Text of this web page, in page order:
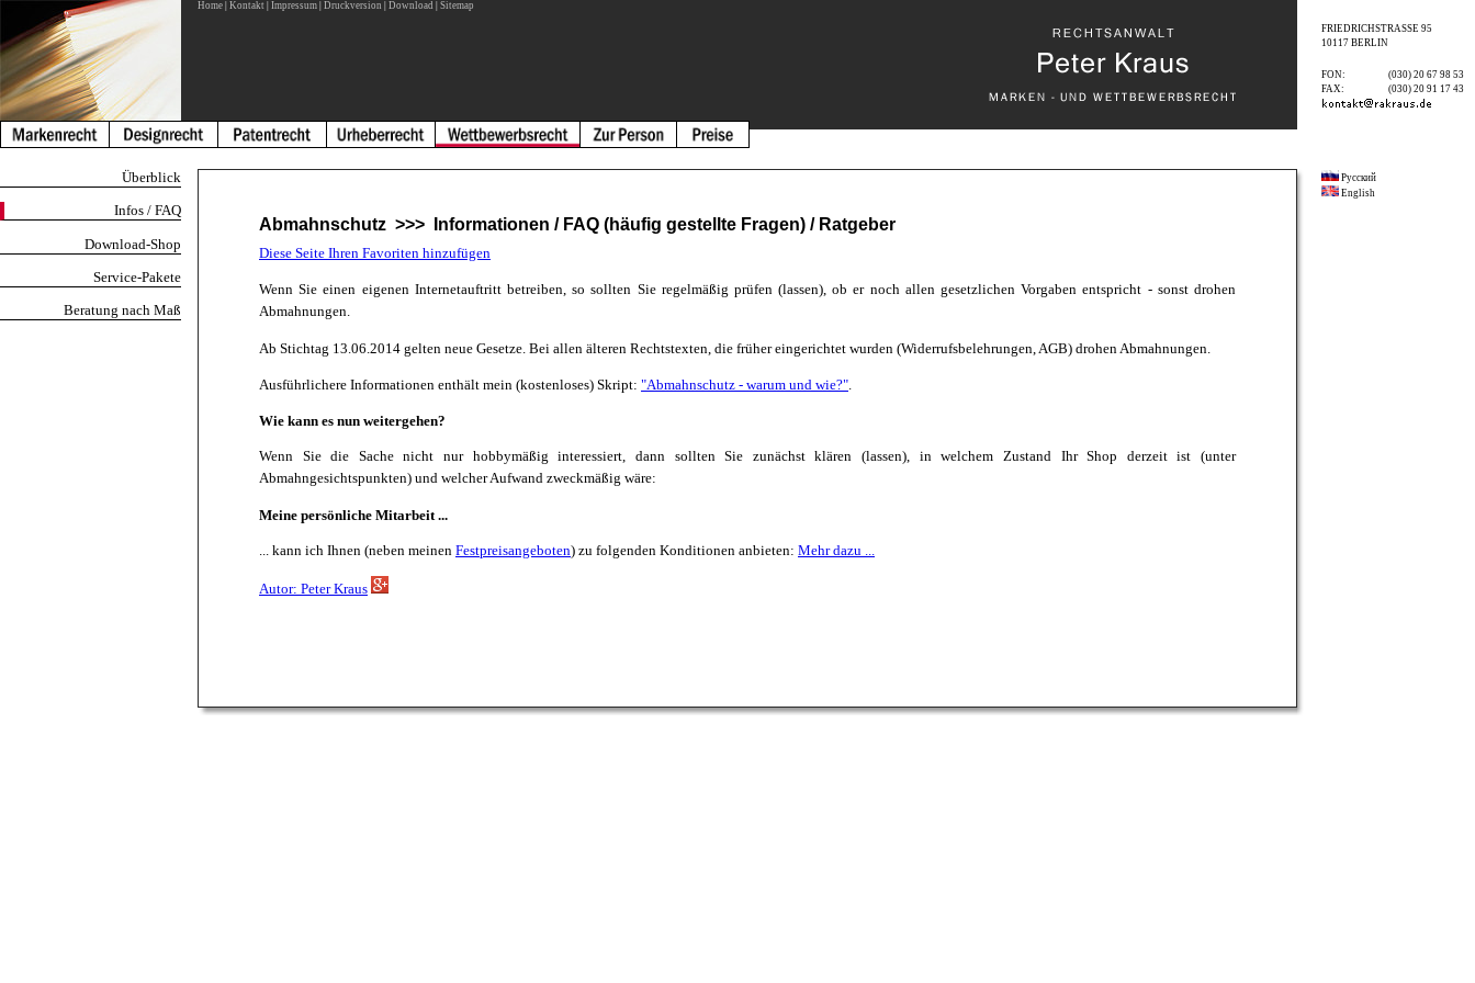
Home Kontakt Impressum Druckversion Download Sitemap
Überblick
Infos / FAQ
Download-Shop
Service-Pakete
Beratung nach Maß
Abmahnschutz >>> Informationen / FAQ (häufig gestellte Fragen) / Ratgeber
Diese Seite Ihren Favoriten hinzufügen
Wenn Sie einen eigenen Internetauftritt betreiben, so sollten Sie regelmäßig prüfen (lassen), ob er noch allen gesetzlichen Vorgaben entspricht - sonst drohen
Abmahnungen.
Ab Stichtag 13.06.2014 gelten neue Gesetze. Bei allen älteren Rechtstexten, die früher eingerichtet wurden (Widerrufsbelehrungen, AGB) drohen Abmahnungen.
Ausführlichere Informationen enthält mein (kostenloses) Skript: "Abmahnschutz - warum und wie?"
Wie kann es nun weitergehen?
Wenn Sie die Sache nicht nur hobbymäßig interessiert, dann sollten Sie zunächst klären (lassen), in welchem Zustand Ihr Shop derzeit ist (unter
Abmahngesichtspunkten) und welcher Aufwand zweckmäßig wäre:
Meine persönliche Mitarbeit ...
... kann ich Ihnen (neben meinen Festpreisangeboten) zu folgenden Konditionen anbieten: Mehr dazu ...
Autor: Peter Kraus
FRIEDRICHSTRASSE 95
10117 BERLIN
FON:
(030) 20 67 98 53
FAX:
(030) 20 91 17 43
Русский
English